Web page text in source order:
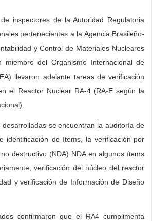
inspectores de la Autoridad Regulatoria
pertenecientes a la Agencia Brasileño-
y Control de Materiales Nucleares
miembro del Organismo Internacional de
llevaron adelante tareas de verificación
el Reactor Nuclear RA-4 (RA-E según la
desarrolladas se encuentran la auditoría de
identificación de ítems, la verificación por
destructivo (NDA) NDA en algunos ítems
verificación del núcleo del reactor
y verificación de Información de Diseño
confirmaron que el RA4 cumplimenta